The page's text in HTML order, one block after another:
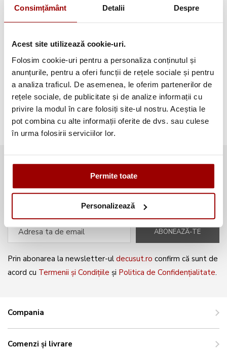
Consimțământ Detalii Despre
Acest site utilizează cookie-uri.
Folosim cookie-uri pentru a personaliza conținutul și
anunțurile, pentru a oferi funcții de rețele sociale și pentru
a analiza traficul. De asemenea, le oferim partenerilor de
rețele sociale, de publicitate și de analize informații cu
privire la modul în care folosiți site-ul nostru. Aceștia le
pot combina cu alte informații oferite de dvs. sau culese
în urma folosirii serviciilor lor.
Permite toate
Personalizează
Testimoniale(1493)
Aplicatii textile(123)
Evenimente (66)
Broderii gratuite(103)
Abonează-te la newsletter și fii
mereu la curent cu noile produse și
oferte speciale!
ABONEAZĂ-TE
Prin abonarea la newsletter-ul decusut.ro confirm că sunt de
acord cu Termenii și Condițiile și Politica de Confidențialitate.
Compania
Comenzi și livrare